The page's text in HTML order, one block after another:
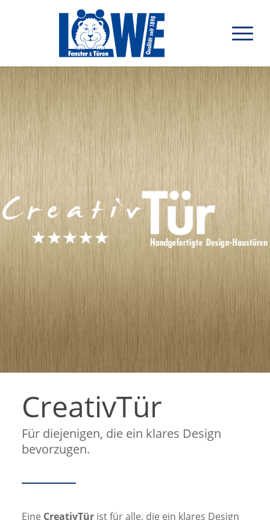
CreativTür
Für diejenigen, die ein klares Design
bevorzugen.
Eine CreativTürist für alle, die ein klares Design